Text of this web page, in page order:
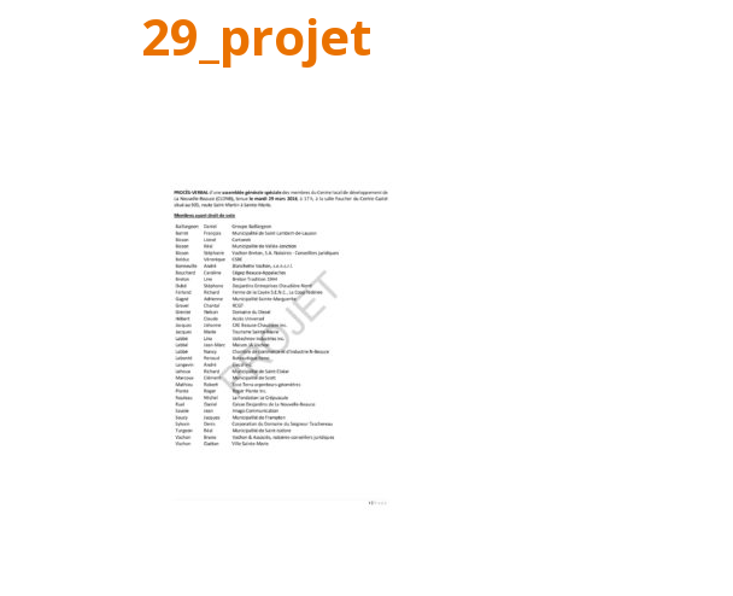
29_projet